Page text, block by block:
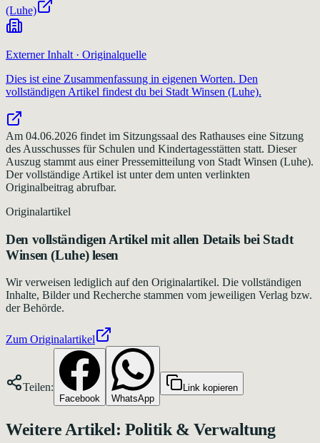
(Luhe)
Externer Inhalt · Originalquelle
Dies ist eine Zusammenfassung in eigenen Worten. Den
vollständigen Artikel findest du bei Stadt Winsen (Luhe).
Am 04.06.2026 findet im Sitzungssaal des Rathauses eine Sitzung
des Ausschusses für Schulen und Kindertagesstätten statt. Dieser
Auszug stammt aus einer Pressemitteilung von Stadt Winsen (Luhe).
Der vollständige Artikel ist unter dem unten verlinkten
Originalbeitrag abrufbar.
Originalartikel
Den vollständigen Artikel mit allen Details bei Stadt
Winsen (Luhe)lesen
Wir verweisen lediglich auf den Originalartikel. Die vollständigen
Inhalte, Bilder und Recherche stammen vom jeweiligen Verlag bzw.
der Behörde.
Zum Originalartikel
Teilen:
Facebook WhatsApp
Link kopieren
Weitere Artikel: Politik & Verwaltung